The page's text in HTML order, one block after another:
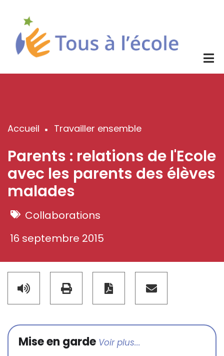
contenu
principal
Fil
d'Ariane
Accueil Travailler ensemble
Parents : relations de l'Ecole
avec les parents des élèves
malades
Collaborations
16 septembre 2015
Mise en garde